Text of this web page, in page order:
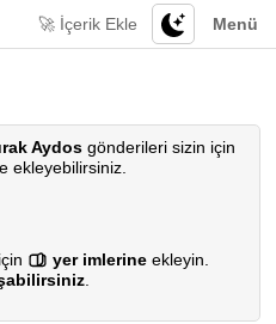
Menü
🚀 İçerik Ekle
Aydos gönderileri sizin için
ekleyebilirsiniz.
yer imlerine ekleyin.